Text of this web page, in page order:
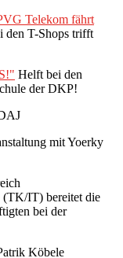
Telekom fährt
den T­-Shops trifft
Helft bei den
der DKP!
mit Yoerky
(TK/IT) bereitet die
bei der
Köbele